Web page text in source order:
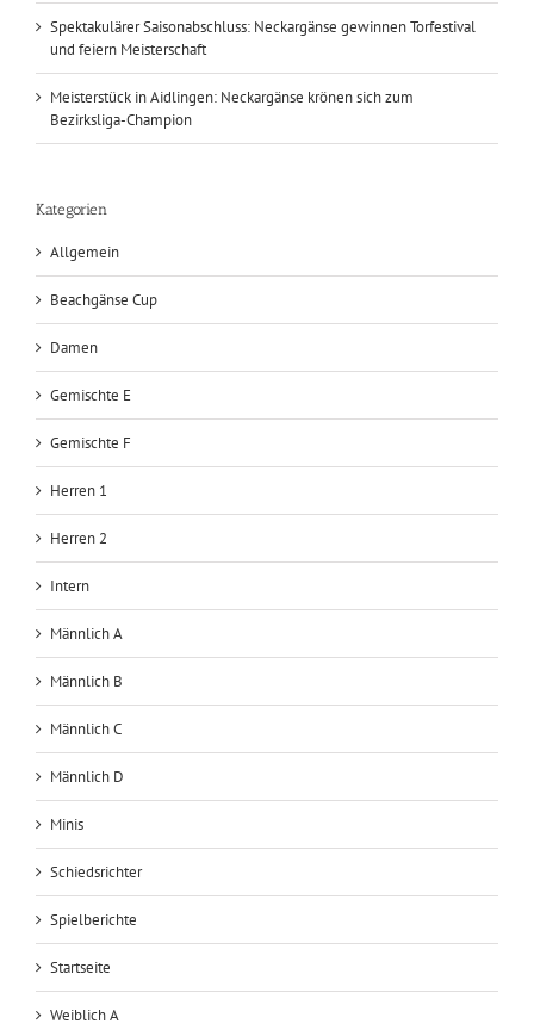
Spektakulärer Saisonabschluss: Neckargänse gewinnen Torfestival
und feiern Meisterschaft
Meisterstück in Aidlingen: Neckargänse krönen sich zum
Bezirksliga-Champion
Kategorien
Allgemein
Beachgänse Cup
Damen
Gemischte E
Gemischte F
Herren 1
Herren 2
Intern
Männlich A
Männlich B
Männlich C
Männlich D
Minis
Schiedsrichter
Spielberichte
Startseite
Weiblich A